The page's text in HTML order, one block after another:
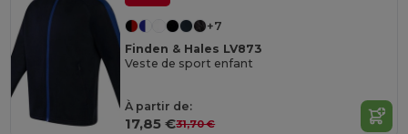
+7
Finden & Hales LV873
Veste de sport enfant
À partir de:
17,85 €31,70 €